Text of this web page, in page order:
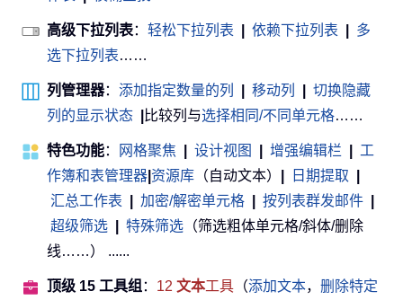
高级下拉列表： 轻松下拉列表 依赖下拉列表
多
选下拉列表……
列管理器： 添加指定数量的列 移动列
切换隐藏
列的显示状态
比较列与选择相同/不同单元格……
特色功能： 网格聚焦 设计视图 增强编辑栏
工
作簿和表管理器 资源库 （自动文本） 日期提取
汇总工作表
加密/解密单元格 按列表群发邮件
超级筛选
特殊筛选 （筛选粗体单元格/斜体/删除
线……） ......
顶级 15 工具组 ： 12 文本工具 （添加文本， 删除特定